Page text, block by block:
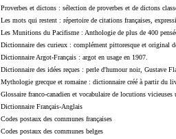
Proverbes et dictons : sélection de proverbes et de dictons
Les mots qui restent : répertoire de citations françaises,
Les Munitions du Pacifisme : Anthologie de plus de 400
Dictionnaire des curieux : complément pittoresque et original
Dictionnaire Argot-Français : argot en usage en 1907.
Dictionnaire des idées reçues : perle d'humour noir, Gustave
Mythologie grecque et romaine : dictionnaire créé à partir du
Glossaire franco-canadien et vocabulaire de locutions vicieuses
Dictionnaire Français-Anglais
Codes postaux des communes françaises
Codes postaux des communes belges